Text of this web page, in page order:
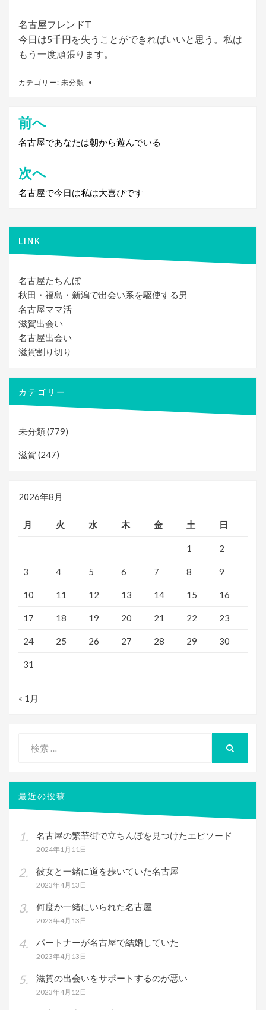
名古屋フレンドT
今日は5千円を失うことができればいいと思う。私は
もう一度頑張ります。
カテゴリー: 未分類
投
稿
ナ
ビ
ゲ
ー
シ
ン
前へ
名古屋であなたは朝から遊んでいる
次へ
名古屋で今日は私は大喜びです
LINK
名古屋たちんぼ
秋田・福島・新潟で出会い系を駆使する男
名古屋ママ活
滋賀出会い
名古屋出会い
滋賀割り切り
カテゴリー
未分類(779)
滋賀 (247)
2026年8月
月 火 水 木 金 土 日
1 2
3 4 5 6 7 8 9
10 11 12 13 14 15 16
17 18 19 20 21 22 23
24 25 26 27 28 29 30
31
« 1月
象:
最近の投稿
名古屋の繁華街で立ちんぼを見つけたエピソード
2024年1月11日
彼女と一緒に道を歩いていた名古屋
2023年4月13日
何度か一緒にいられた名古屋
2023年4月13日
パートナーが名古屋で結婚していた
2023年4月13日
滋賀の出会いをサポートするのが悪い
2023年4月12日